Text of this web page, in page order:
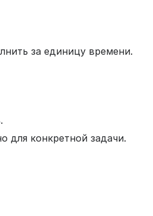
за единицу времени.
для конкретной задачи.